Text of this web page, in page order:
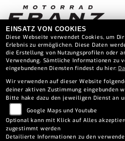
EINSATZ VON COOKIES
Diese Webseite verwendet Cookies, um
Erlebnis zu ermöglichen. Diese Daten
die Erstellung von Nutzungsprofilen oder
Verwendung. Sämtliche Informationen zu
eingebundenen Diensten findest du hier:
Wir verwenden auf dieser Website
deiner aktiven Zustimmung eingebunden
Bitte hake dazu den jeweiligen Dienst an
Google Maps und Youtube
Optional kann mit Klick auf Alles
zugestimmt werden
Detailierte Informationen zu den